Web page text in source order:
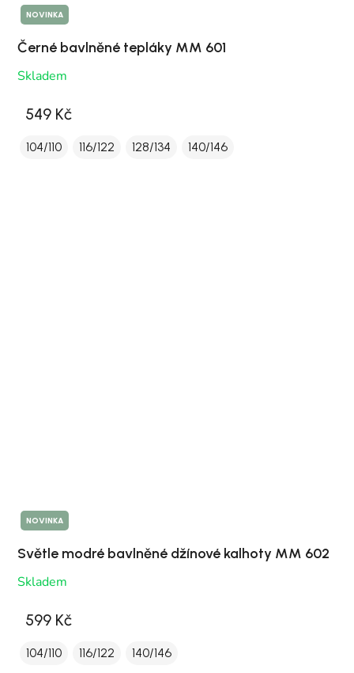
NOVINKA
Černé bavlněné tepláky MM 601
Skladem
549 Kč
104/110 116/122 128/134 140/146
NOVINKA
Světle modré bavlněné džínové kalhoty MM 602
Skladem
599 Kč
104/110 116/122 140/146